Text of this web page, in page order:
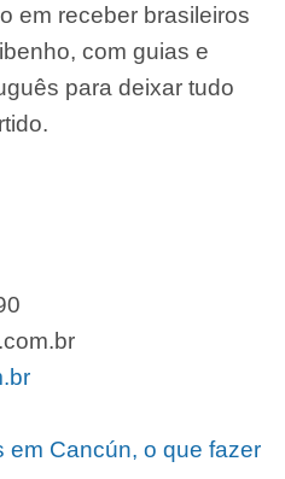
em receber brasileiros
com guias e
para deixar tudo
em Cancún, o que fazer